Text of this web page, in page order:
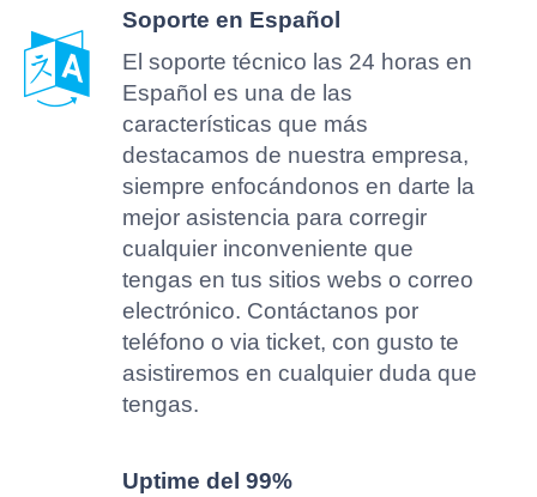
Soporte en Español
El soporte técnico las 24 horas en
Español es una de las
características que más
destacamos de nuestra empresa,
siempre enfocándonos en darte la
mejor asistencia para corregir
cualquier inconveniente que
tengas en tus sitios webs o correo
electrónico. Contáctanos por
teléfono o via ticket, con gusto te
asistiremos en cualquier duda que
tengas.
Uptime del 99%